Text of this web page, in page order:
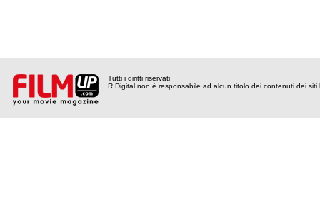
Tutti i diritti riservati
R Digital non è responsabile ad alcun titolo dei contenuti dei siti